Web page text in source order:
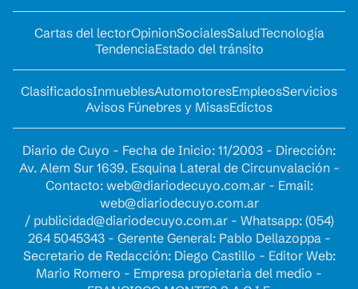
Cartas del lectorOpinionSocialesSaludTecnología
TendenciaEstado del tránsito
ClasificadosInmueblesAutomotoresEmpleosServicios
Avisos Fúnebres y MisasEdictos
Diario de Cuyo - Fecha de Inicio: 11/2003 - Dirección:
Av. Alem Sur 1639. Esquina Lateral de Circunvalación -
Contacto: web@diariodecuyo.com.ar- Email:
web@diariodecuyo.com.ar
/ publicidad@diariodecuyo.com.ar- Whatsapp: (054)
264 5045343 - Gerente General: Pablo Dellazoppa -
Secretario de Redacción: Diego Castillo - Editor Web:
Mario Romero - Empresa propietaria del medio -